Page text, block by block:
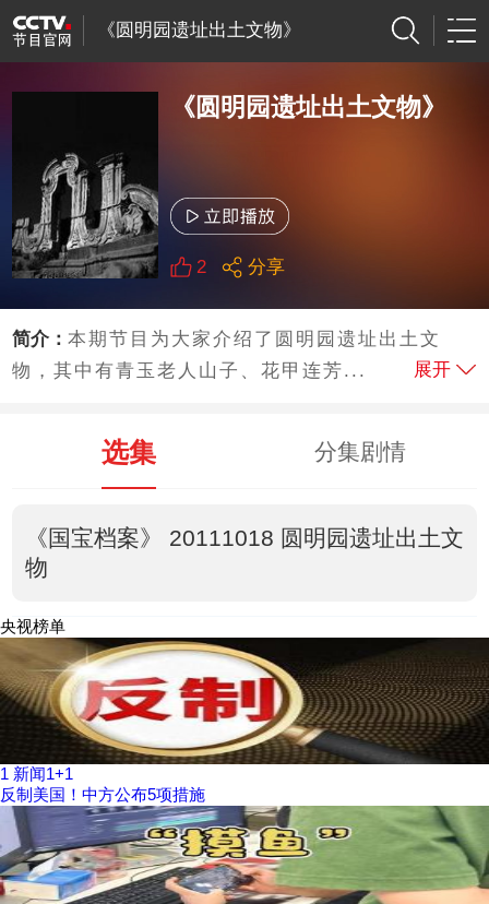
《圆明园遗址出土文物》
《圆明园遗址出土文物》
2 分享
简介：本期节目为大家介绍了圆明园遗址出土文
物，其中有青玉老人山子、花甲连芳...
展开
选集 分集剧情
《国宝档案》 20111018 圆明园遗址出土文
物
央视榜单
1 新闻1+1
反制美国！中方公布5项措施